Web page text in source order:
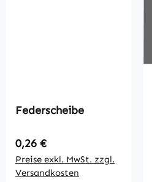
Federscheibe
Regulärer Preis:
0,26 €
Preise exkl. MwSt. zzgl.
Versandkosten